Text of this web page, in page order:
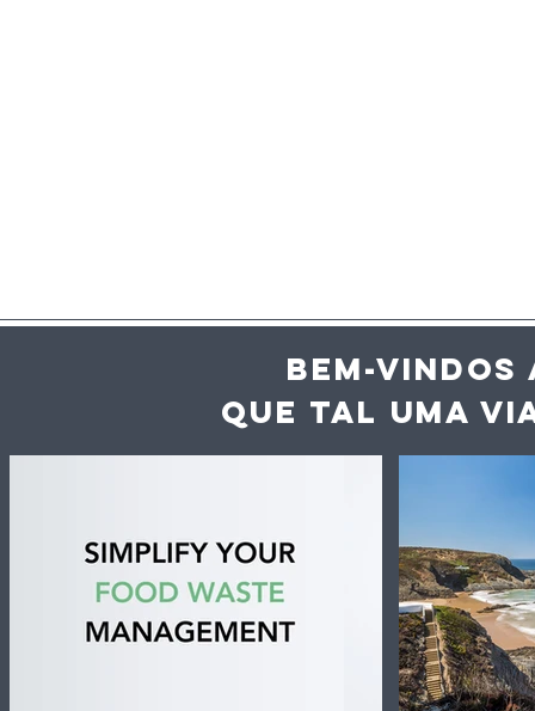
Inteligência artificial
ajuda hotéis e
restaurantes a reduzir
desperdício alimentar
Vaga de
acelera a
dos
BEM-VINDOS
QUE TAL UMA